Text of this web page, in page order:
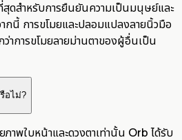
ดสำหรับการยืนยันความเป็นมนุษย์และ
กนี้ การขโมยและปลอมแปลงลายนิ้วมือ
าการขโมยลายม่านตาของผู้อื่นเป็น
อไม่?
ภาพใบหน้าและดวงตาเท่านั้น Orb ได้รับ